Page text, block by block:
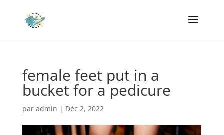
female feet put in a
bucket for a pedicure
par admin | Déc 2, 2022